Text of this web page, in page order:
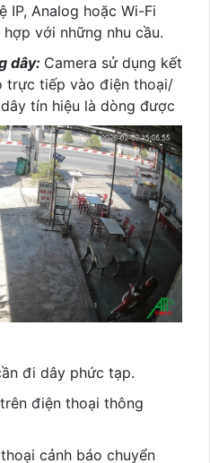
IP, Analog hoặc Wi-Fi
với những nhu cầu.
dây: Camera sử dụng kết
trực tiếp vào điện thoại/
tín hiệu là dòng được
đi dây phức tạp.
điện thoại thông
cảnh báo chuyển